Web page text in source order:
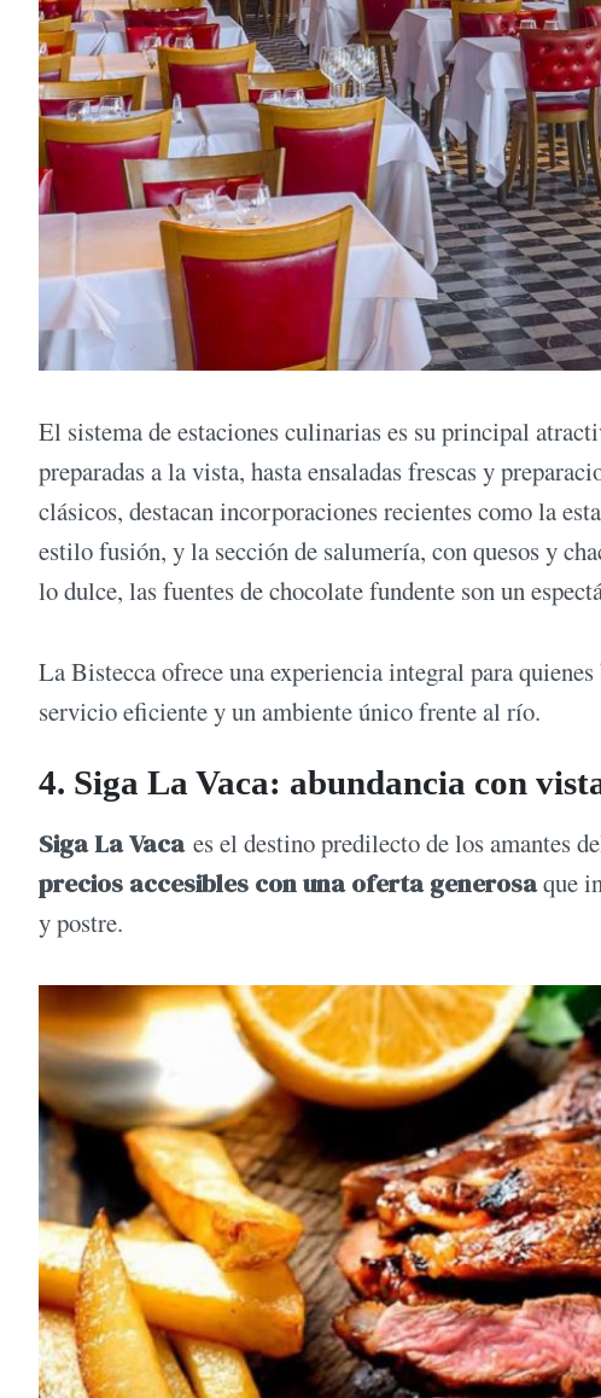
El sistema de estaciones culinarias es su principal
preparadas a la vista, hasta ensaladas frescas y
clásicos, destacan incorporaciones recientes como la
estilo fusión, y la sección de salumería, con quesos y
lo dulce, las fuentes de chocolate fundente son un
La Bistecca ofrece una experiencia integral para
servicio eficiente y un ambiente único frente al río.
4. Siga La Vaca: abundancia con
Siga La Vacaes el destino predilecto de los amantes
precios accesibles con una oferta generosaque
y postre.